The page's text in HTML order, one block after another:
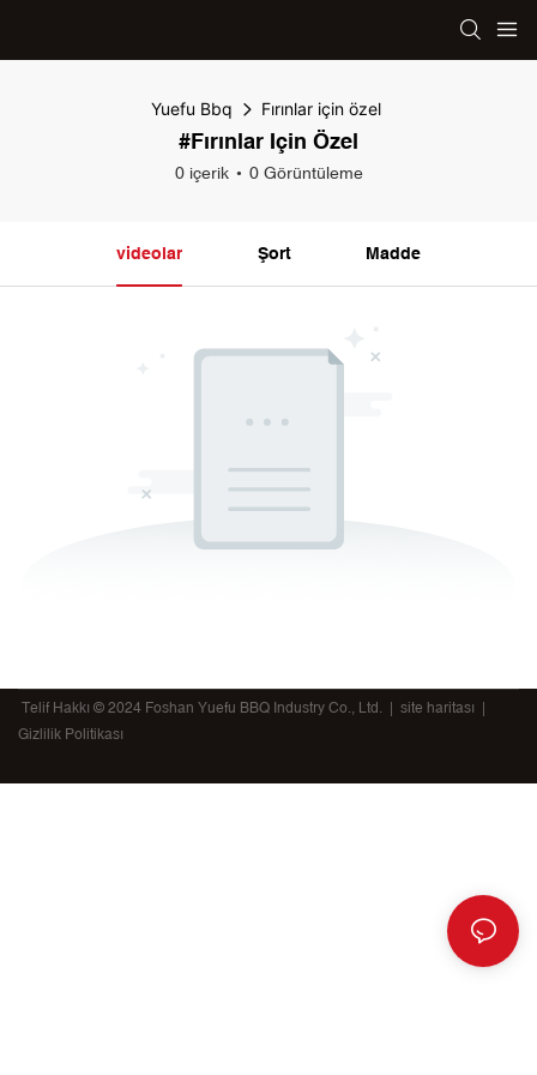
Yuefu Bbq Fırınlar için özel
#Fırınlar Için Özel
0 içerik 0 Görüntüleme
videolar Şort Madde
Telif Hakkı © 2024 Foshan Yuefu BBQ Industry Co., Ltd. | site haritası
Gizlilik Politikası